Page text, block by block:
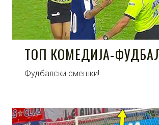
ТОП КОМЕДИЈА-
Фудбалски смешки!